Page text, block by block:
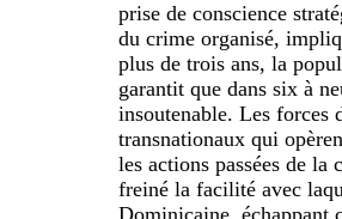
prise de conscience
du crime organisé,
plus de trois ans, la
garantit que dans six à
insoutenable. Les forces
transnationaux qui
les actions passées de
freiné la facilité avec
Dominicaine, échappant